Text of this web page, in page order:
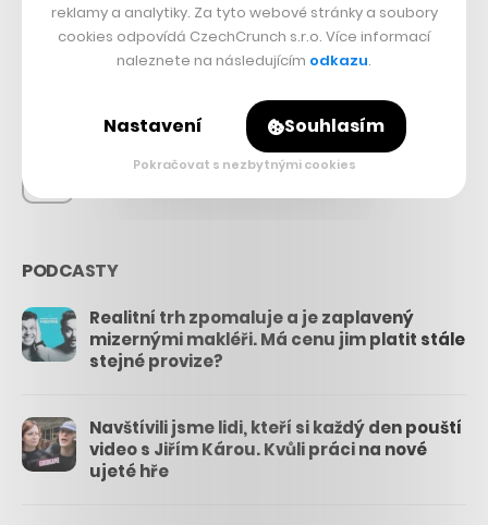
56.4k
PODCASTY
Realitní trh zpomaluje a je zaplavený
mizernými makléři. Má cenu jim platit stále
stejné provize?
Navštívili jsme lidi, kteří si každý den pouští
video s Jiřím Károu. Kvůli práci na nové
ujeté hře
reklamy a analytiky. Za tyto webové stránky a soubory
cookies odpovídá CzechCrunch s.r.o. Více informací
naleznete na následujícím odkazu.
Nastavení Souhlasím
Pokračovat s nezbytnými cookies